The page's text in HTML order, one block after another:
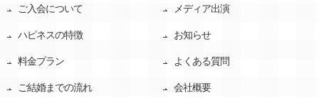
ご入会について
ハピネスの特徴
料金プラン
ご結婚までの流れ
メディア出演
お知らせ
よくある質問
会社概要